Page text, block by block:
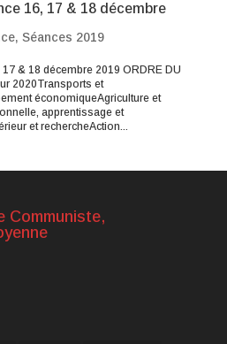
16, 17 & 18 décembre
, Séances 2019
& 18 décembre 2019 ORDRE DU
2020Transports et
économiqueAgriculture et
apprentissage et
et rechercheAction...
Communiste,